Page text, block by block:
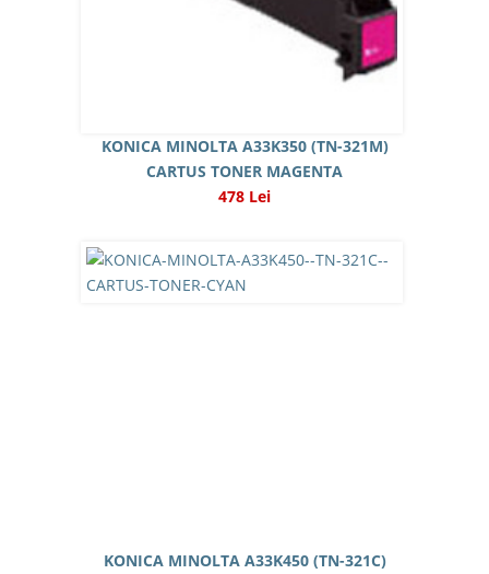
KONICA MINOLTA A33K350 (TN-321M)
CARTUS TONER MAGENTA
478 Lei
KONICA MINOLTA A33K450 (TN-321C)